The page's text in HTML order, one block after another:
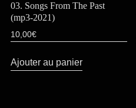
03. Songs From The Past
(mp3-2021)
10,00€
Ajouter au panier